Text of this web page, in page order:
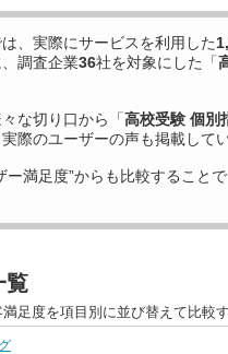
、実際にサービスを利用した
調査企業36社を対象にした「
な切り口から「高校受験 個別
際のユーザーの声も掲載してい
満足度”からも比較することで
覧
足度を項目別に並び替えて比較